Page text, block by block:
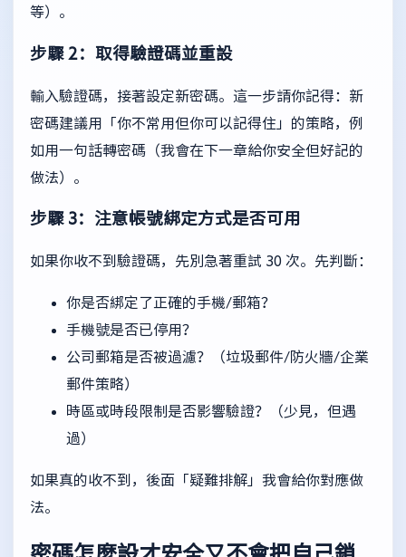
等）。
步驟 2：取得驗證碼並重設
輸入驗證碼，接著設定新密碼。這一步請你記得：新
密碼建議用「你不常用但你可以記得住」的策略，例
如用一句話轉密碼（我會在下一章給你安全但好記的
做法）。
步驟 3：注意帳號綁定方式是否可用
如果你收不到驗證碼，先別急著重試 30 次。先判斷：
你是否綁定了正確的手機/郵箱？
手機號是否已停用？
公司郵箱是否被過濾？（垃圾郵件/防火牆/企業
郵件策略）
時區或時段限制是否影響驗證？（少見，但遇
過）
如果真的收不到，後面「疑難排解」我會給你對應做
法。